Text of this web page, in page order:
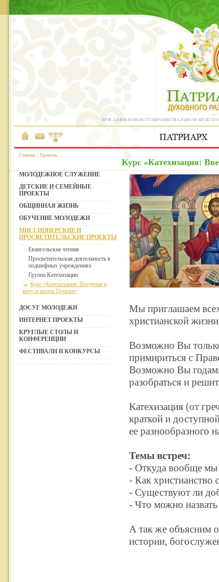
Главная /Проекты
Курс «Катехизация:
МОЛОДЕЖНОЕ СЛУЖЕНИЕ
ДЕТСКИЕ И СЕМЕЙНЫЕ
ПРОЕКТЫ
ОБЩИННАЯ ЖИЗНЬ
ОБУЧЕНИЕ МОЛОДЕЖИ
МИССИОНЕРСКИЕ И
ПРОСВЕТИТЕЛЬСКИЕ ПРОЕКТЫ
Евангельские чтения
Просветительская деятельность в
подшефных учреждениях
Группа Катехизации
Курс «Катехизация: Введение в
веру и жизнь Церкви»
ДОСУГ МОЛОДЕЖИ
ИНТЕРНЕТ ПРОЕКТЫ
КРУГЛЫЕ СТОЛЫ И
КОНФЕРЕНЦИИ
ФЕСТИВАЛИ И КОНКУРСЫ
Мы приглашаем
христианской
Возможно Вы
примириться с
Возможно Вы
разобраться и
Катехизация (от
краткой и
ее разнообразного
Темы встреч:
- Откуда вообще мы
- Как христианство
- Существуют ли
- Что можно
А так же объясним
истории,